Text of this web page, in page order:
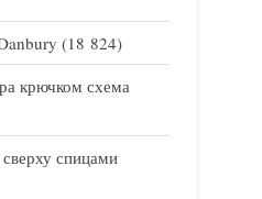
(18 824)
крючком схема
спицами